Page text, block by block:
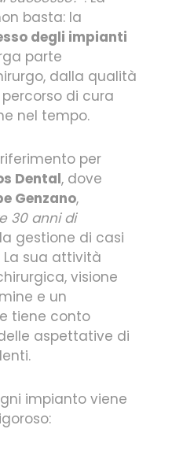
basta: la
degli impianti
parte
dalla qualità
di cura
nel tempo.
per
Dental, dove
Genzano,
30 anni di
gestione di casi
La sua attività
visione
e un
tiene conto
aspettative di
impianto viene